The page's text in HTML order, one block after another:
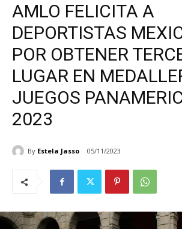
AMLO FELICITA A
DEPORTISTAS
POR OBTENER
LUGAR EN
JUEGOS
2023
By Estela Jasso 05/11/2023